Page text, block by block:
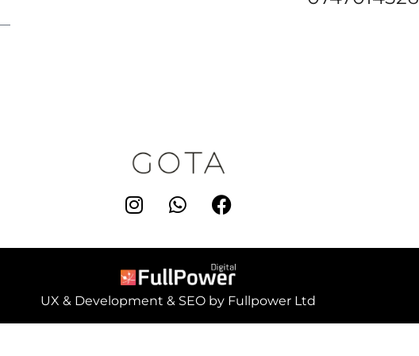
UX & Development & SEO by Fullpower Ltd